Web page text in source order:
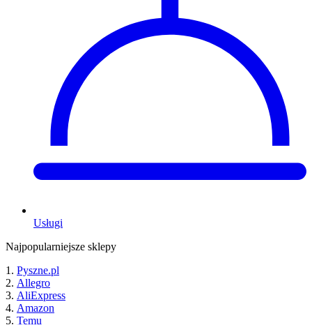
Usługi
Najpopularniejsze sklepy
Pyszne.pl
Allegro
AliExpress
Amazon
Temu